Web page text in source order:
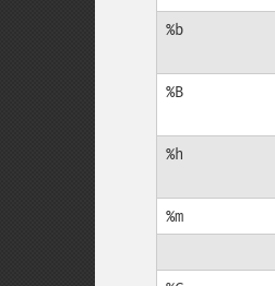
%b
%B
%h
%m